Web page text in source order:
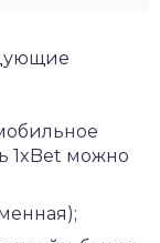
1xBet можно